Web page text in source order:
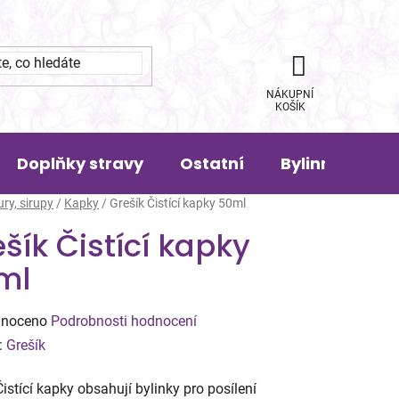
NÁKUPNÍ
KOŠÍK
Doplňky stravy Ostatní Bylinná
sirupy / Kapky / Grešík Čistící kapky 50ml
Čistící kapky
Podrobnosti hodnocení
Grešík
kapky obsahují bylinky pro posílení